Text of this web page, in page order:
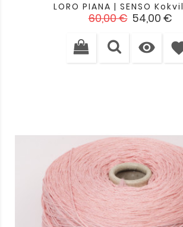
LORO PIANA | SENSO
Standarta
60,00 € Cena
54,00 €
